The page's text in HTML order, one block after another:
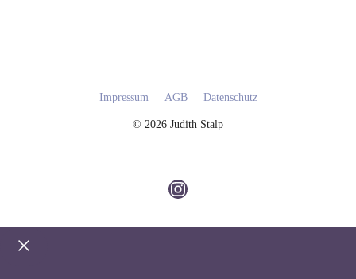
Impressum AGB Datenschutz
© 2026 Judith Stalp
Instagram